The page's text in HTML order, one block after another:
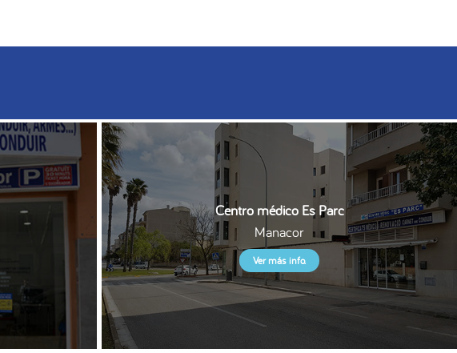
Centro médico Es Parc
Manacor
Ver más info.